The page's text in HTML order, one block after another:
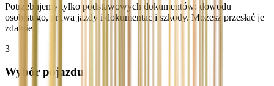
Potrzebujemy tylko podstawowych dokumentów: dowodu
osobistego, prawa jazdy i dokumentacji szkody. Możesz przesłać je
zdalnie.
3
Wybór pojazdu